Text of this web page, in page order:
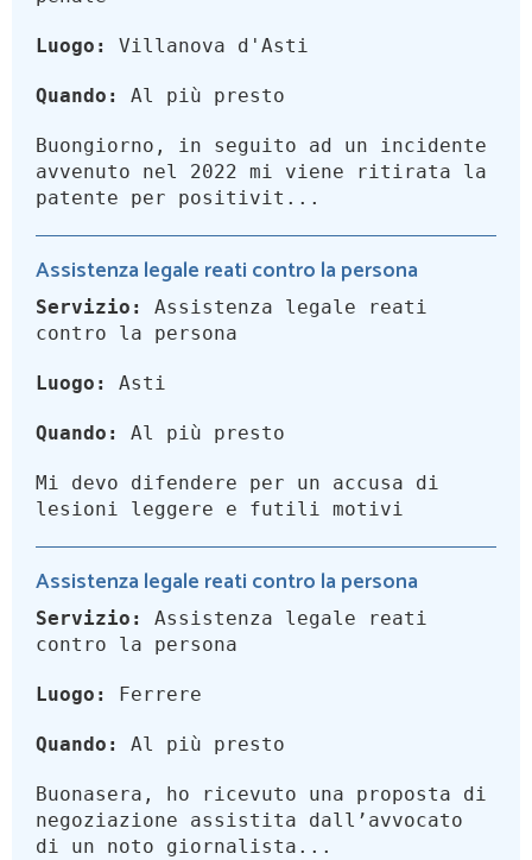
Luogo: Villanova d'Asti
Quando: Al più presto
Buongiorno, in seguito ad un incidente
avvenuto nel 2022 mi viene ritirata la
patente per positivit...
Assistenza legale reati contro la persona
Servizio:
Assistenza legale reati
contro la persona
Luogo: Asti
Quando: Al più presto
Mi devo difendere per un accusa di
lesioni leggere e futili motivi
Assistenza legale reati contro la persona
Servizio:
Assistenza legale reati
contro la persona
Luogo: Ferrere
Quando: Al più presto
Buonasera, ho ricevuto una proposta di
negoziazione assistita dall’avvocato
di un noto giornalista...